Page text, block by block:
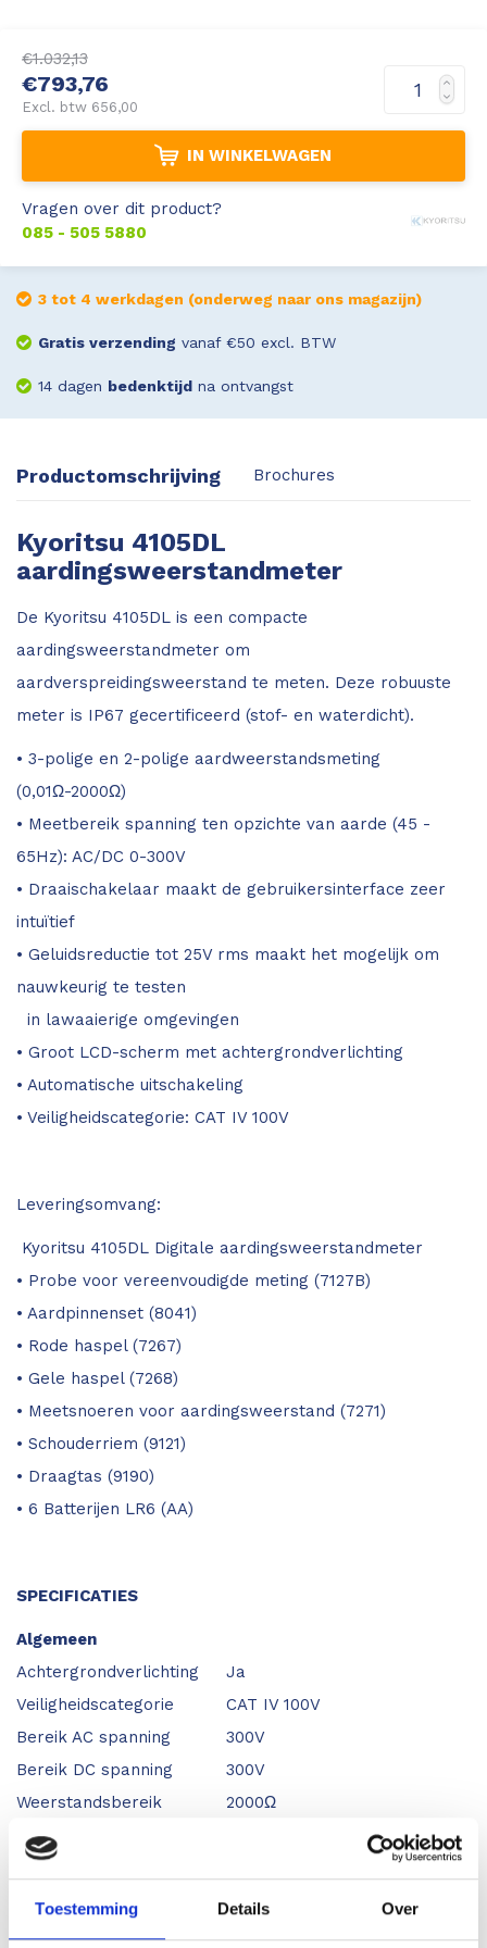
Toestemming Details Over
Leica DST360
Accessoires
Hygrometers
€1.032,13
€793,76
Excl. btw 656,00
IN WINKELWAGEN
Vragen over dit product?
085 - 505 5880
3 tot 4 werkdagen (onderweg naar ons magazijn)
Gratis verzending vanaf €50 excl. BTW
14 dagen bedenktijdna ontvangst
Productomschrijving Brochures
Kyoritsu 4105DL
aardingsweerstandmeter
De Kyoritsu 4105DL is een compacte
aardingsweerstandmeter om
aardverspreidingsweerstand te meten. Deze robuuste
meter is IP67 gecertificeerd (stof- en waterdicht).
• 3-polige en 2-polige aardweerstandsmeting
(0,01Ω-2000Ω)
• Meetbereik spanning ten opzichte van aarde (45 -
65Hz): AC/DC 0-300V
• Draaischakelaar maakt de gebruikersinterface zeer
intuïtief
• Geluidsreductie tot 25V rms maakt het mogelijk om
nauwkeurig te testen
in lawaaierige omgevingen
• Groot LCD-scherm met achtergrondverlichting
• Automatische uitschakeling
• Veiligheidscategorie: CAT IV 100V
Leveringsomvang:
Kyoritsu 4105DL Digitale aardingsweerstandmeter
• Probe voor vereenvoudigde meting (7127B)
• Aardpinnenset (8041)
• Rode haspel (7267)
• Gele haspel (7268)
• Meetsnoeren voor aardingsweerstand (7271)
• Schouderriem (9121)
• Draagtas (9190)
• 6 Batterijen LR6 (AA)
SPECIFICATIES
Algemeen
Achtergrondverlichting
Ja
Veiligheidscategorie
CAT IV 100V
Bereik AC spanning
300V
Bereik DC spanning
300V
Weerstandsbereik
2000Ω
Functionaliteit
True RMS
Draaiveld indicatie
N.v.t.